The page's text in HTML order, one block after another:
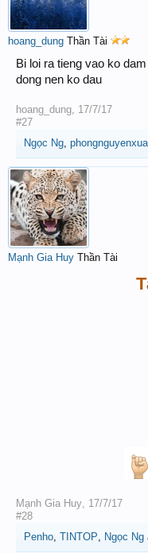
hoang_dung Thần Tài
Bi loi ra tieng vao ko
dong nen ko dau
hoang_dung, 17/7/17
#27
Ngọc Ng,
Mạnh Gia Huy Thần Tài
Mạnh Gia Huy, 17/7/17
#28
Penho, TINTOP, Ngọc Ng